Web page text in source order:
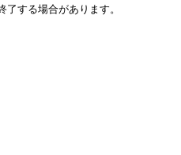
する場合があります。